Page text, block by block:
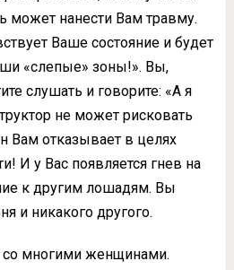
может нанести Вам травму.
Ваше состояние и будет
«слепые» зоны!». Вы,
слушать и говорите: «А я
не может рисковать
Вам отказывает в целях
И у Вас появляется гнев на
к другим лошадям. Вы
и никакого другого.
со многими женщинами.